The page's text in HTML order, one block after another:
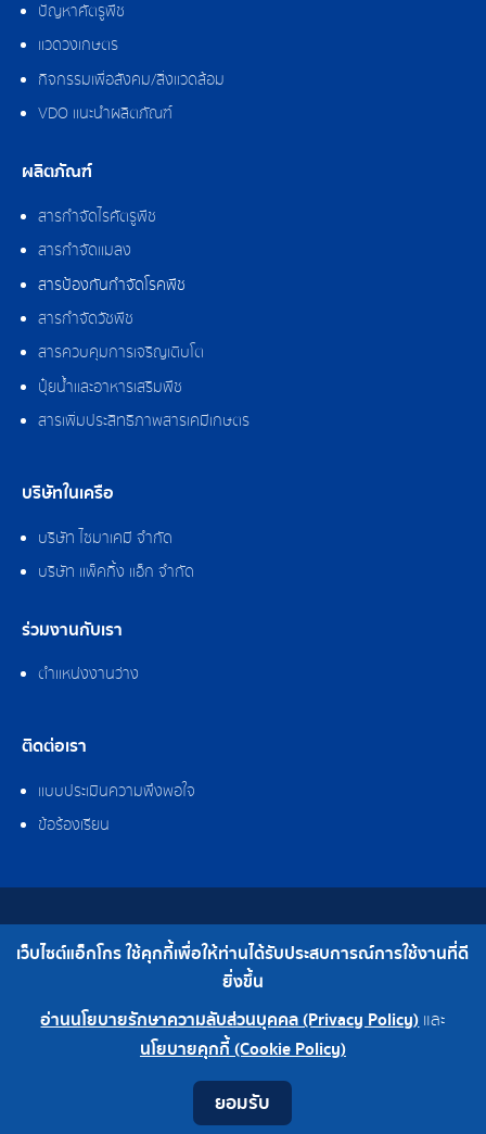
ปัญหาศัตรูพืช
แวดวงเกษตร
กิจกรรมเพื่อสังคม/สิ่งแวดล้อม
VDO แนะนำผลิตภัณฑ์
ผลิตภัณฑ์
สารกำจัดไรศัตรูพืช
สารกำจัดแมลง
สารป้องกันกำจัดโรคพืช
สารกำจัดวัชพืช
สารควบคุมการเจริญเติบโต
ปุ๋ยน้ำและอาหารเสริมพืช
สารเพิ่มประสิทธิภาพสารเคมีเกษตร
บริษัทในเครือ
บริษัท ไซมาเคมี จำกัด
บริษัท แพ็คกิ้ง แอ็ก จำกัด
ร่วมงานกับเรา
ตำแหน่งงานว่าง
ติดต่อเรา
แบบประเมินความพึงพอใจ
ข้อร้องเรียน
สงวนลิขสิทธิ์ © 2562 บริษัท แอ็กโกร (ประเทศไทย) จำกัด
เบอร์โทร : 0-2308-2102 | โทรสาร : 0-2308-2487
เว็บไซต์แอ็กโกร ใช้คุกกี้เพื่อให้ท่านได้รับประสบการณ์การใช้งานที่ดี
ยิ่งขึ้น
อ่านนโยบายรักษาความลับส่วนบุคคล (Privacy Policy) และ
นโยบายคุกกี้ (Cookie Policy)
ยอมรับ
0-2308-2102
โรงงาน 0-2324-0515-6
ContactYoutube
LINE